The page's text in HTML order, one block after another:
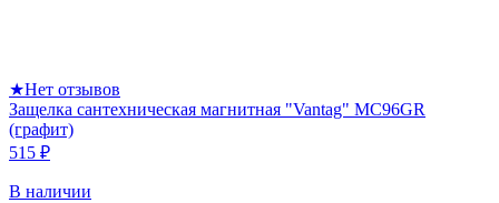
★Нет отзывов
Защелка сантехническая магнитная "Vantag" MC96GR
(графит)
515 ₽
В наличии